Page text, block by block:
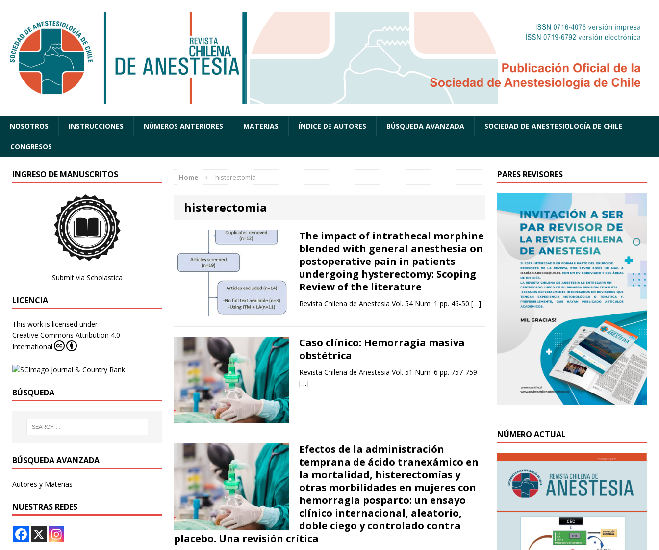
NOSOTROS INSTRUCCIONES NÚMEROS ANTERIORES MATERIAS ÍNDICE DE AUTORES BÚSQUEDA AVANZADA SOCIEDAD DE ANESTESIOLOGÍA DE CHILE
CONGRESOS
Home histerectomia
histerectomia
The impact of intrathecal morphine
blended with general anesthesia on
postoperative pain in patients
undergoing hysterectomy: Scoping
Review of the literature
Revista Chilena de Anestesia Vol. 54 Num. 1 pp. 46-50 […]
Caso clínico: Hemorragia masiva
obstétrica
Revista Chilena de Anestesia Vol. 51 Num. 6 pp. 757-759
[…]
Efectos de la administración
temprana de ácido tranexámico en
la mortalidad, histerectomías y
otras morbilidades en mujeres con
hemorragia posparto: un ensayo
clínico internacional, aleatorio,
doble ciego y controlado contra
placebo. Una revisión crítica
INGRESO DE MANUSCRITOS
Submit via Scholastica
LICENCIA
This work is licensed under
Creative Commons Attribution 4.0
International
BÚSQUEDA
BÚSQUEDA AVANZADA
Autores y Materias
NUESTRAS REDES
PARES REVISORES
NÚMERO ACTUAL